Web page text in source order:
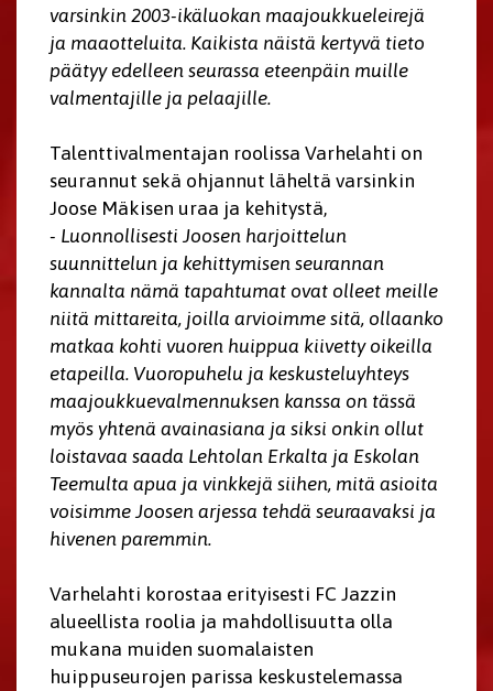
varsinkin 2003-ikäluokan maajoukkueleirejä
ja maaotteluita. Kaikista näistä kertyvä tieto
päätyy edelleen seurassa eteenpäin muille
valmentajille ja pelaajille.
Talenttivalmentajan roolissa Varhelahti on
seurannut sekä ohjannut läheltä varsinkin
Joose Mäkisen uraa ja kehitystä,
- Luonnollisesti Joosen harjoittelun
suunnittelun ja kehittymisen seurannan
kannalta nämä tapahtumat ovat olleet meille
niitä mittareita, joilla arvioimme sitä, ollaanko
matkaa kohti vuoren huippua kiivetty oikeilla
etapeilla. Vuoropuhelu ja keskusteluyhteys
maajoukkuevalmennuksen kanssa on tässä
myös yhtenä avainasiana ja siksi onkin ollut
loistavaa saada Lehtolan Erkalta ja Eskolan
Teemulta apua ja vinkkejä siihen, mitä asioita
voisimme Joosen arjessa tehdä seuraavaksi ja
hivenen paremmin.
Varhelahti korostaa erityisesti FC Jazzin
alueellista roolia ja mahdollisuutta olla
mukana muiden suomalaisten
huippuseurojen parissa keskustelemassa